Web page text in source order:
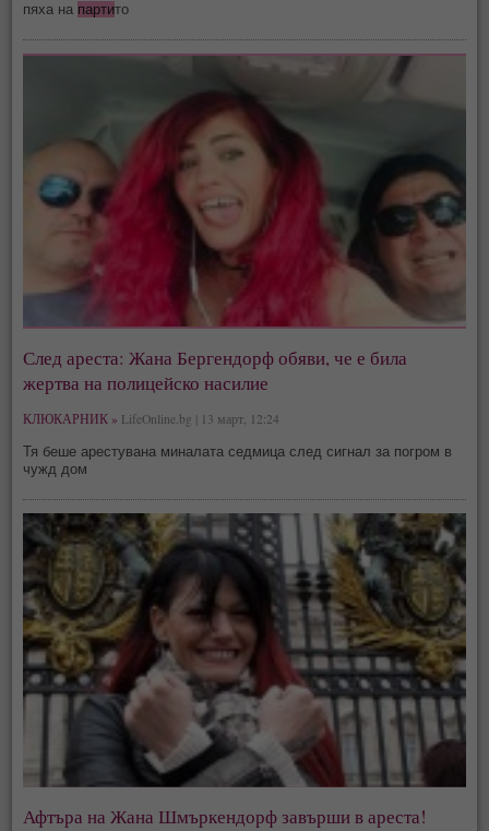
пяха на партито
След ареста: Жана Бергендорф обяви, че е била
жертва на полицейско насилие
КЛЮКАРНИК » LifeOnline.bg | 13 март, 12:24
Тя беше арестувана миналата седмица след сигнал за погром в
чужд дом
Афтъра на Жана Шмъркендорф завърши в ареста!